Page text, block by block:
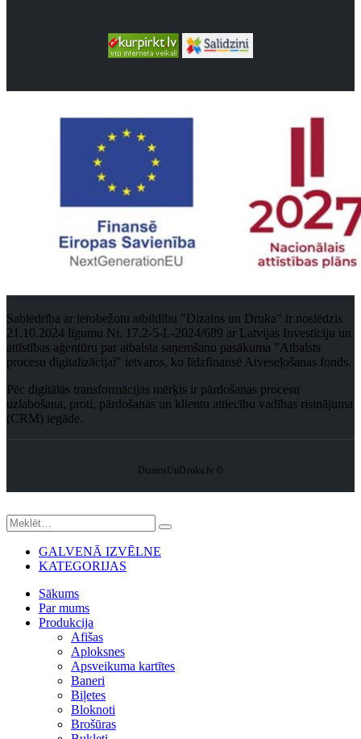
Sabiedrība ar ierobežotu atbildību "Dizains un Druka" ir noslēdzis
21.10.2024 līgumu Nr. 17.2-5-L-2024/689 ar Latvijas Investīciju un
attīstības aģentūru par atbalsta saņemšanu pasākuma "Atbalsts
procesu digitalizācijai" ietvaros, ko līdzfinansē Atveseļošanas fonds.
Pēc digitālās transformācijas mērķis ir pārdošanas procesu
uzlabošana, proti, pārdošanas un klientu attiecību vadības risinājuma
(CRM) iegāde.
DizainsUnDruka.lv ©
GALVENĀ IZVĒLNE
KATEGORIJAS
Sākums
Par mums
Produkcija
Afišas
Aploksnes
Apsveikuma kartītes
Baneri
Biļetes
Bloknoti
Brošūras